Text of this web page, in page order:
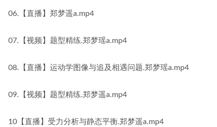
06.【直播】郑梦遥a.mp4
07.【视频】题型精练.郑梦瑶a.mp4
08.【直播】运动学图像与追及相遇问题.郑梦瑶a.mp4
09.【视频】题型精练.郑梦遥a.mp4
10【直播】受力分析与静态平衡.郑梦遥a.mp4